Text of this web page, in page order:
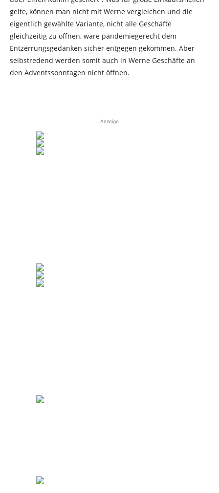
gelte, können man nicht mit Werne vergleichen und die
eigentlich gewählte Variante, nicht alle Geschäfte
gleichzeitig zu öffnen, wäre pandemiegerecht dem
Entzerrungsgedanken sicher entgegen gekommen. Aber
selbstredend werden somit auch in Werne Geschäfte an
den Adventssonntagen nicht öffnen.
Anzeige